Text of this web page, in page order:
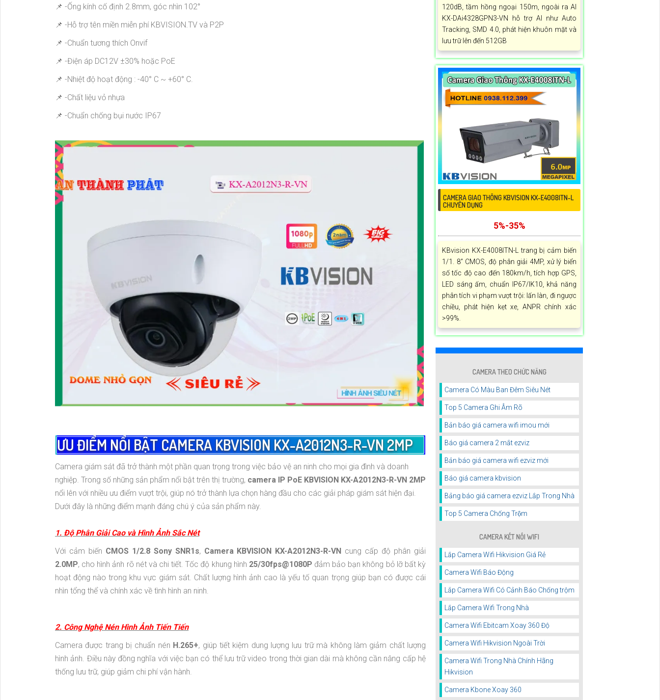
📌 -Ống kính cố định 2.8mm, góc nhìn 102°
📌 -Hỗ trợ tên miền miễn phí KBVISION.TV và P2P
📌 -Chuẩn tương thích Onvif
📌 -Điện áp DC12V ±30% hoặc PoE
📌 -Nhiệt độ hoạt động : -40° C ~ +60° C.
📌 -Chất liệu vỏ nhựa
📌 -Chuẩn chống bụi nước IP67
ƯU ĐIỂM NỔI BẬT CAMERA KBVISION KX-A2012N3-R-VN 2MP
Camera giám sát đã trở thành một phần quan trọng trong việc bảo vệ an ninh cho mọi gia đình và doanh
nghiệp. Trong số những sản phẩm nổi bật trên thị trường, camera IP PoE KBVISION KX-A2012N3-R-VN 2MP
nổi lên với nhiều ưu điểm vượt trội, giúp nó trở thành lựa chọn hàng đầu cho các giải pháp giám sát hiện đại.
Dưới đây là những điểm mạnh đáng chú ý của sản phẩm này.
1. Độ Phân Giải Cao và Hình Ảnh Sắc Nét
Với cảm biến CMOS 1/2.8 Sony SNR1s, Camera KBVISION KX-A2012N3-R-VN cung cấp độ phân giải
2.0MP, cho hình ảnh rõ nét và chi tiết. Tốc độ khung hình 25/30fps@1080P đảm bảo bạn không bỏ lỡ bất kỳ
hoạt động nào trong khu vực giám sát. Chất lượng hình ảnh cao là yếu tố quan trọng giúp bạn có được cái
nhìn tổng thể và chính xác về tình hình an ninh.
2. Công Nghệ Nén Hình Ảnh Tiến Tiến
Camera được trang bị chuẩn nén H.265+, giúp tiết kiệm dung lượng lưu trữ mà không làm giảm chất lượng
hình ảnh. Điều này đồng nghĩa với việc bạn có thể lưu trữ video trong thời gian dài mà không cần nâng cấp hệ
thống lưu trữ, giúp giảm chi phí vận hành.
120dB, tầm hồng ngoại 150m, ngoài ra AI
KX-DAi4328GPN3-VN hỗ trợ AI như Auto
Tracking, SMD 4.0, phát hiện khuôn mặt và
lưu trữ lên đến 512GB
CAMERA GIAO THÔNG KBVISION KX-E4008ITN-L
CHUYÊN DỤNG
5%-35%
KBvision KX-E4008ITN-L trang bị cảm biến
1/1. 8” CMOS, độ phân giải 4MP, xử lý biển
số tốc độ cao đến 180km/h, tích hợp GPS,
LED sáng ấm, chuẩn IP67/IK10, khả năng
phân tích vi phạm vượt trội: lấn làn, đi ngược
chiều, phát hiện kẹt xe, ANPR chính xác
>99%.
CAMERA THEO CHỨC NĂNG
Camera Có Màu Ban Đêm Siêu Nét
Top 5 Camera Ghi Âm Rõ
Bản báo giá camera wifi imou mới
Báo giá camera 2 mắt ezviz
Bản báo giá camera wifi ezviz mới
Báo giá camera kbvision
Bảng báo giá camera ezviz Lắp Trong Nhà
Top 5 Camera Chống Trộm
CAMERA KẾT NỐI WIFI
Lắp Camera Wifi Hikvision Giá Rẻ
Camera Wifi Báo Động
Lắp Camera Wifi Có Cảnh Báo Chống trộm
Lắp Camera Wifi Trong Nhà
Camera Wifi Ebitcam Xoay 360 Độ
Camera Wifi Hikvision Ngoài Trời
Camera Wifi Trong Nhà Chính Hãng
Hikvision
Camera Kbone Xoay 360